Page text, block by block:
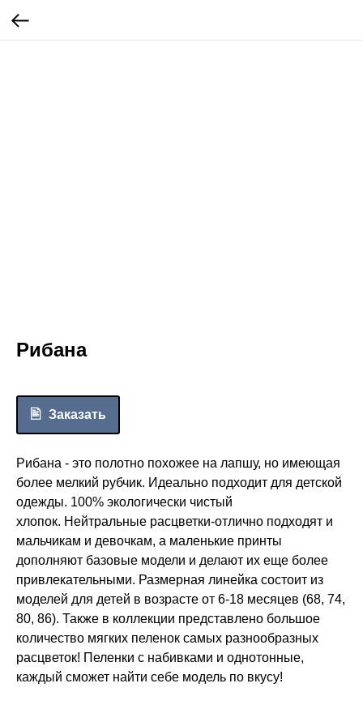
Рибана
Заказать
Рибана - это полотно похожее на лапшу, но имеющая
более мелкий рубчик. Идеально подходит для детской
одежды. 100% экологически чистый
хлопок. Нейтральные расцветки-отлично подходят и
мальчикам и девочкам, а маленькие принты
дополняют базовые модели и делают их еще более
привлекательными. Размерная линейка состоит из
моделей для детей в возрасте от 6-18 месяцев (68, 74,
80, 86). Также в коллекции представлено большое
количество мягких пеленок самых разнообразных
расцветок! Пеленки с набивками и однотонные,
каждый сможет найти себе модель по вкусу!